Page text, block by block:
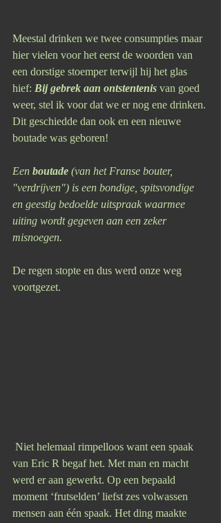
Meestal drinken we twee consumpties maar
hier vielen voor het eerst de woorden van
een dorstige stoemper terwijl hij het glas
hief: Bij gebrek aan ontstentenis van goed
weer, stel ik voor dat we er nog ene drinken.
Dit geschiedde dan ook en een nieuwe
boutade was geboren!
Een boutade (van het Franse bouter,
"verdrijven") is een bondige, spitsvondige
en geestig bedoelde uitspraak waarmee
uiting wordt gegeven aan een zeker
misnoegen.
De regen stopte en dus werd onze weg
voortgezet.
van Eric R begaf het. Met man en macht
werd er aan gewerkt. Op een bepaald
moment ‘frutselden’ liefst zes volwassen
mensen aan één spaak. Het ding maakte